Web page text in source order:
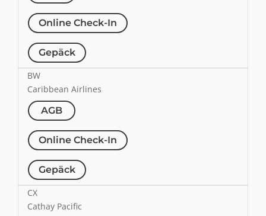
Online Check-In
Gepäck
BW
Caribbean Airlines
AGB
Online Check-In
Gepäck
CX
Cathay Pacific